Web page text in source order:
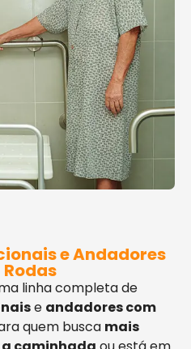
e Andadores
linha completa de
e andadores com
quem busca mais